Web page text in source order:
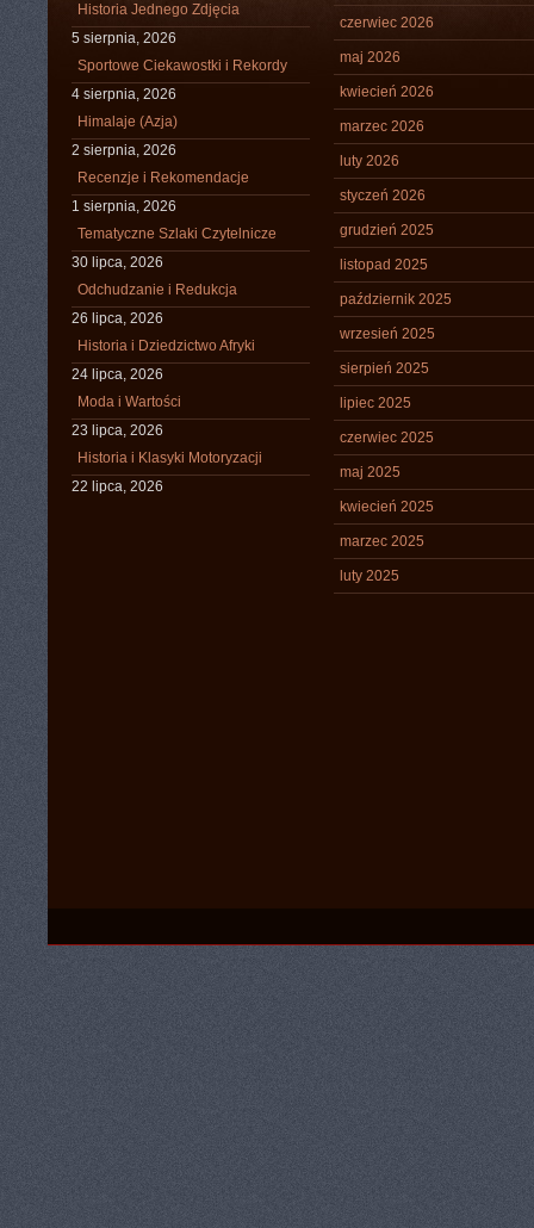
Historia Jednego Zdjęcia
5 sierpnia, 2026
Sportowe Ciekawostki i Rekordy
4 sierpnia, 2026
Himalaje (Azja)
2 sierpnia, 2026
Recenzje i Rekomendacje
1 sierpnia, 2026
Tematyczne Szlaki Czytelnicze
30 lipca, 2026
Odchudzanie i Redukcja
26 lipca, 2026
Historia i Dziedzictwo Afryki
24 lipca, 2026
Moda i Wartości
23 lipca, 2026
Historia i Klasyki Motoryzacji
22 lipca, 2026
czerwiec 2026
maj 2026
kwiecień 2026
marzec 2026
luty 2026
styczeń 2026
grudzień 2025
listopad 2025
październik 2025
wrzesień 2025
sierpień 2025
lipiec 2025
czerwiec 2025
maj 2025
kwiecień 2025
marzec 2025
luty 2025